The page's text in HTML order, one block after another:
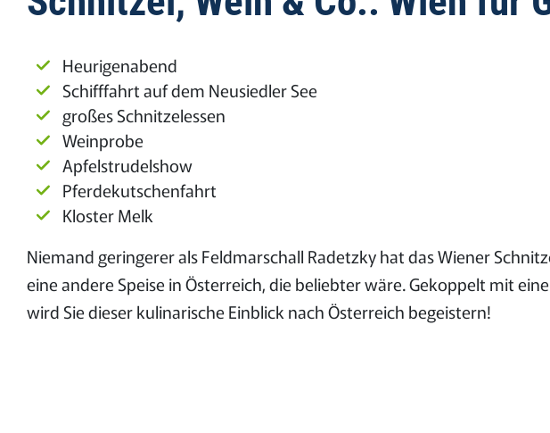
Heurigenabend
Schifffahrt auf dem Neusiedler See
großes Schnitzelessen
Weinprobe
Apfelstrudelshow
Pferdekutschenfahrt
Kloster Melk
Niemand geringerer als Feldmarschall Radetzky hat das Wiener
eine andere Speise in Österreich, die beliebter wäre. Gekoppelt mit
wird Sie dieser kulinarische Einblick nach Österreich begeistern!